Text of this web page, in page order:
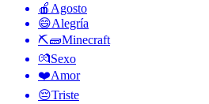
🍎 Agosto
😄Alegría
⛏🧱Minecraft
💏Sexo
❤️Amor
😔Triste